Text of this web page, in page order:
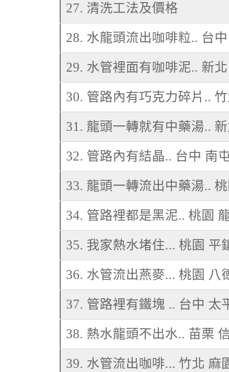
27. 清洗工法及價格
28. 水龍頭流出咖啡粒.. 台
29. 水管裡面有咖啡泥.. 新
30. 管路內有巧克力碎片..
31. 龍頭一轉就有中藥湯..
32. 管路內有結晶.. 台中 南
33. 龍頭一轉流出中藥湯..
34. 管路裡都是黑泥.. 桃園
35. 我家熱水堵住... 桃園 平
36. 水管流出燕麥... 桃園 八
37. 管路裡有鐵塊 .. 台中 太
38. 熱水龍頭不出水.. 苗栗
39. 水管流出咖啡... 竹北 麻